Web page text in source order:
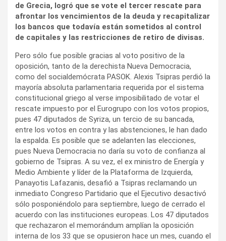
de Grecia, logró que se vote el tercer rescate para
afrontar los vencimientos de la deuda y recapitalizar
los bancos que todavía están sometidos al control
de capitales y las restricciones de retiro de divisas.
Pero sólo fue posible gracias al voto positivo de la
oposición, tanto de la derechista Nueva Democracia,
como del socialdemócrata PASOK. Alexis Tsipras perdió la
mayoría absoluta parlamentaria requerida por el sistema
constitucional griego al verse imposibilitado de votar el
rescate impuesto por el Eurogrupo con los votos propios,
pues 47 diputados de Syriza, un tercio de su bancada,
entre los votos en contra y las abstenciones, le han dado
la espalda. Es posible que se adelanten las elecciones,
pues Nueva Democracia no daría su voto de confianza al
gobierno de Tsipras. A su vez, el ex ministro de Energía y
Medio Ambiente y líder de la Plataforma de Izquierda,
Panayotis Lafazanis, desafió a Tsipras reclamando un
inmediato Congreso Partidario que el Ejecutivo desactivó
sólo posponiéndolo para septiembre, luego de cerrado el
acuerdo con las instituciones europeas. Los 47 diputados
que rechazaron el memorándum amplían la oposición
interna de los 33 que se opusieron hace un mes, cuando el